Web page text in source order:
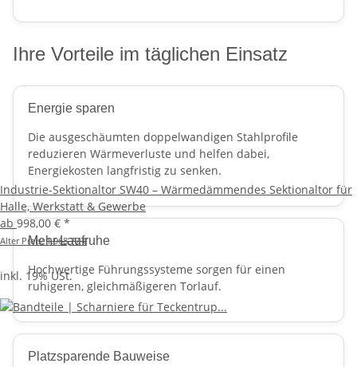
Ihre Vorteile im täglichen Einsatz
Energie sparen
Die ausgeschäumten doppelwandigen Stahlprofile
reduzieren Wärmeverluste und helfen dabei,
Energiekosten langfristig zu senken.
Mehr Laufruhe
Hochwertige Führungssysteme sorgen für einen
ruhigeren, gleichmäßigeren Torlauf.
Platzsparende Bauweise
Industrie-Sektionaltor SW40 – Wärmedämmendes Sektionaltor für
Halle, Werkstatt & Gewerbe
ab998,00 €*
Alter Preis:1.968,77 €
inkl. 19% USt.